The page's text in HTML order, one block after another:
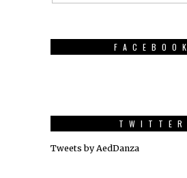
FACEBOOK
TWITTER
Tweets by AedDanza